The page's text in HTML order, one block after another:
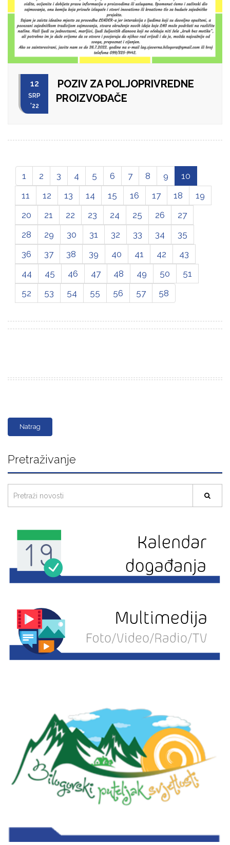
12
SRP
'22
POZIV ZA POLJOPRIVREDNE
PROIZVOĐAČE
1 2 3 4 5 6 7 8 9
10
11
12 13 14 15 16 17 18
19
20
21 22 23 24 25 26
27
28
29 30 31 32 33 34
35
36
37 38 39 40 41 42
43
44
45 46 47 48 49 50
51
52
53 54 55 56 57 58
Natrag
Pretraživanje